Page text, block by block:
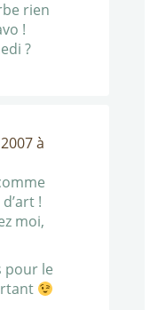
rien
!
?
à
!
moi,
pour le